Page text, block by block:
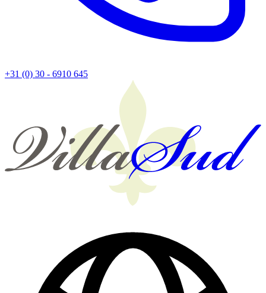
+31 (0) 30 - 6910 645